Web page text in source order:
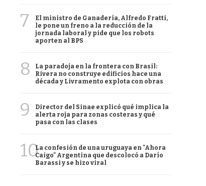
7
El ministro de Ganadería, Alfredo Fratti,
le pone un freno a la reducción de la
jornada laboral y pide que los robots
aporten al BPS
8
La paradoja en la frontera con Brasil:
Rivera no construye edificios hace una
década y Livramento explota con obras
9
Director del Sinae explicó qué implica la
alerta roja para zonas costeras y qué
pasa con las clases
10La confesión de una uruguaya en "Ahora
Caigo" Argentina que descolocó a Darío
Barassi y se hizo viral